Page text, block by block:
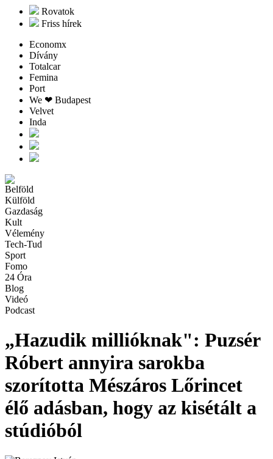
Rovatok
Friss hírek
Economx
Dívány
Totalcar
Femina
Port
We ❤︎ Budapest
Velvet
Inda
Belföld
Külföld
Gazdaság
Kult
Vélemény
Tech-Tud
Sport
Fomo
24 Óra
Blog
Videó
Podcast
„Hazudik millióknak": Puzsér
Róbert annyira sarokba
szorította Mészáros Lőrincet
élő adásban, hogy az kisétált a
stúdióból